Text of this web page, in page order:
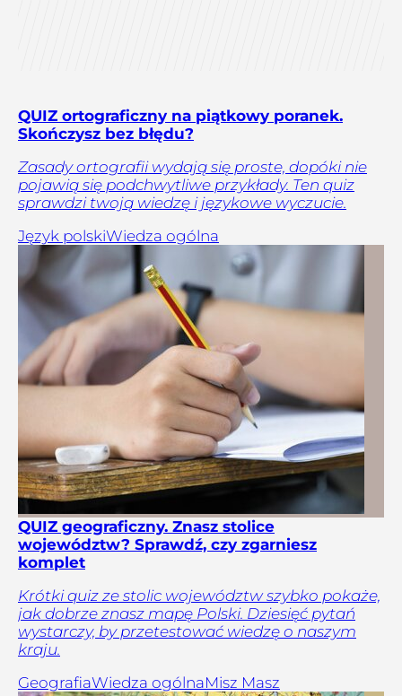
QUIZ ortograficzny na piątkowy poranek.
Skończysz bez błędu?
Zasady ortografii wydają się proste, dopóki nie
pojawią się podchwytliwe przykłady. Ten quiz
sprawdzi twoją wiedzę i językowe wyczucie.
Język polskiWiedza ogólna
QUIZ geograficzny. Znasz stolice
województw? Sprawdź, czy zgarniesz
komplet
Krótki quiz ze stolic województw szybko pokaże,
jak dobrze znasz mapę Polski. Dziesięć pytań
wystarczy, by przetestować wiedzę o naszym
kraju.
GeografiaWiedza ogólnaMisz Masz